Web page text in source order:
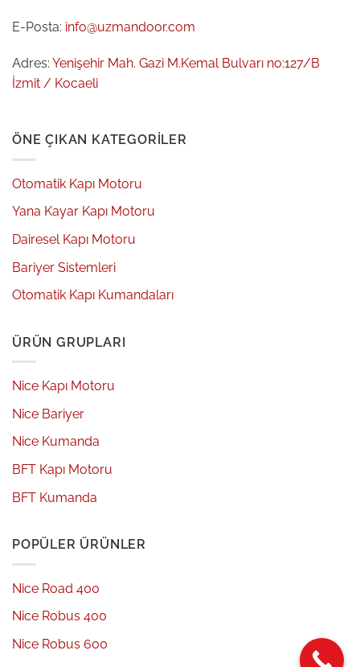
E-Posta: info@uzmandoor.com
Adres: Yenişehir Mah. Gazi M.Kemal Bulvarı no:127/B
İzmit / Kocaeli
ÖNE ÇIKAN KATEGORILER
Otomatik Kapı Motoru
Yana Kayar Kapı Motoru
Dairesel Kapı Motoru
Bariyer Sistemleri
Otomatik Kapı Kumandaları
ÜRÜN GRUPLARI
Nice Kapı Motoru
Nice Bariyer
Nice Kumanda
BFT Kapı Motoru
BFT Kumanda
POPÜLER ÜRÜNLER
Nice Road 400
Nice Robus 400
Nice Robus 600